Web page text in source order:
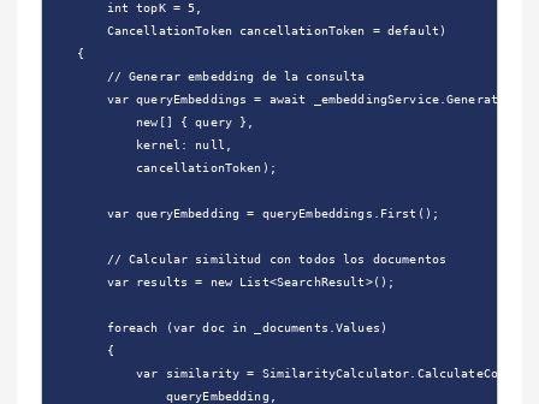
        int topK = 5,
        CancellationToken cancellationToken = default)
    {
        // Generar embedding de la consulta
var queryEmbeddings = await
            new[] { query },
            kernel: null,
            cancellationToken);
        var queryEmbedding = queryEmbeddings.First();
        // Calcular similitud con todos los documentos
        var results = new List<SearchResult>();
        foreach (var doc in _documents.Values)
        {
var similarity =
                queryEmbedding,